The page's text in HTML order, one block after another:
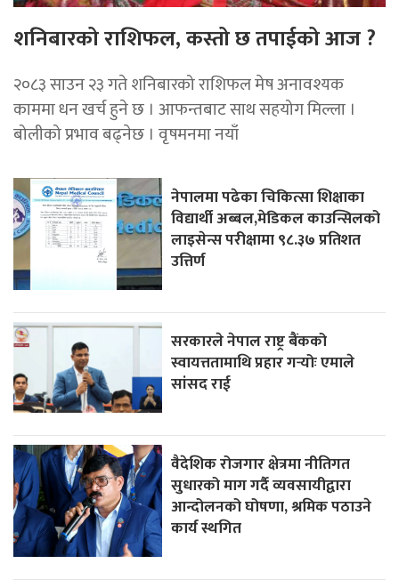
शनिबारको राशिफल, कस्तो छ तपाईको आज ?
२०८३ साउन २३ गते शनिबारको राशिफल मेष अनावश्यक
काममा धन खर्च हुने छ । आफन्तबाट साथ सहयोग मिल्ला ।
बोलीको प्रभाव बढ्नेछ । वृषमनमा नयाँ
नेपालमा पढेका चिकित्सा शिक्षाका
विद्यार्थी अब्बल,मेडिकल काउन्सिलको
लाइसेन्स परीक्षामा ९८.३७ प्रतिशत
उत्तिर्ण
सरकारले नेपाल राष्ट्र बैंकको
स्वायत्ततामाथि प्रहार गर्‍योः एमाले
सांसद राई
वैदेशिक रोजगार क्षेत्रमा नीतिगत
सुधारको माग गर्दै व्यवसायीद्वारा
आन्दोलनको घोषणा, श्रमिक पठाउने
कार्य स्थगित